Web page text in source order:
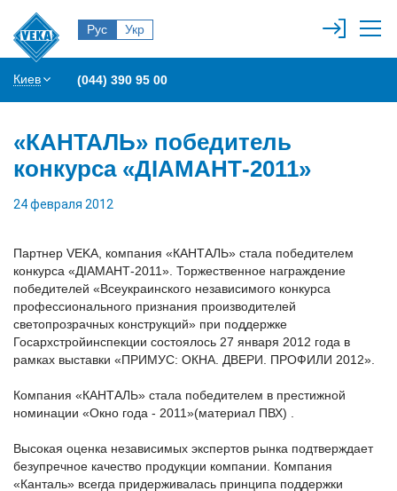
Рус Укр
Киев (044) 390 95 00
«КАНТАЛЬ» победитель
конкурса «ДІАМАНТ-2011»
24 февраля 2012
Партнер VEKA, компания «КАНТАЛЬ» стала победителем
конкурса «ДІАМАНТ-2011». Торжественное награждение
победителей «Всеукраинского независимого конкурса
профессионального признания производителей
светопрозрачных конструкций» при поддержке
Госархстройинспекции состоялось 27 января 2012 года в
рамках выставки «ПРИМУС: ОКНА. ДВЕРИ. ПРОФИЛИ 2012».
Компания «КАНТАЛЬ» стала победителем в престижной
номинации «Окно года - 2011»(материал ПВХ) .
Высокая оценка независимых экспертов рынка подтверждает
безупречное качество продукции компании. Компания
«Канталь» всегда придерживалась принципа поддержки